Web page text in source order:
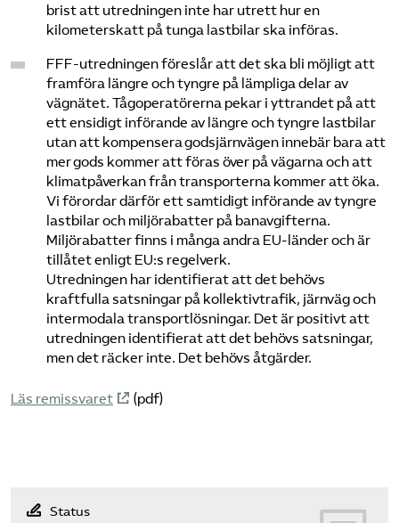
brist att utredningen inte har utrett hur en
kilometerskatt på tunga lastbilar ska införas.
FFF-utredningen föreslår att det ska bli möjligt att
framföra längre och tyngre på lämpliga delar av
vägnätet. Tågoperatörerna pekar i yttrandet på att
ett ensidigt införande av längre och tyngre lastbilar
utan att kompensera godsjärnvägen innebär bara att
mer gods kommer att föras över på vägarna och att
klimatpåverkan från transporterna kommer att öka.
Vi förordar därför ett samtidigt införande av tyngre
lastbilar och miljörabatter på banavgifterna.
Miljörabatter finns i många andra EU-länder och är
tillåtet enligt EU:s regelverk.
Utredningen har identifierat att det behövs
kraftfulla satsningar på kollektivtrafik, järnväg och
intermodala transportlösningar. Det är positivt att
utredningen identifierat att det behövs satsningar,
men det räcker inte. Det behövs åtgärder.
Läs remissvaret (pdf)
Status